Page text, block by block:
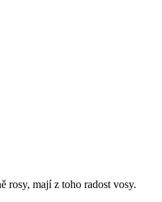
rosy, mají z toho radost vosy.